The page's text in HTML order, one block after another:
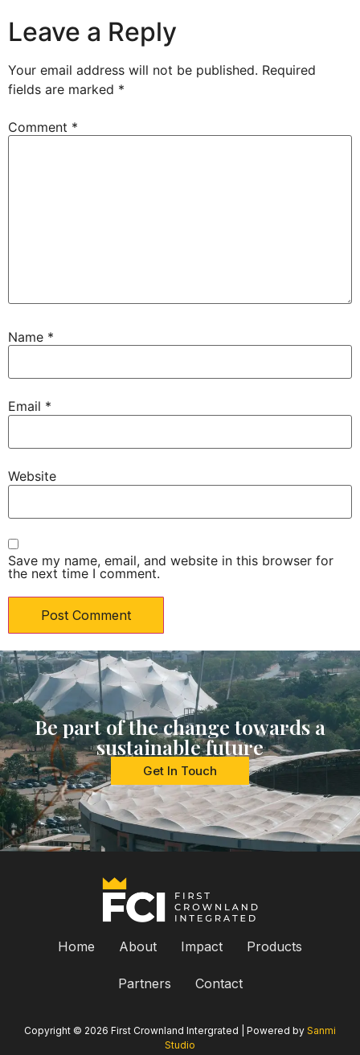
Leave a Reply
Your email address will not be published. Required
fields are marked *
Comment *
Name *
Email *
Website
Save my name, email, and website in this browser for
the next time I comment.
Be part of the change towards a
sustainable future
Get In Touch
Home About Impact Products
Partners Contact
Copyright © 2026 First Crownland Intergrated | Powered by Sanmi
Studio